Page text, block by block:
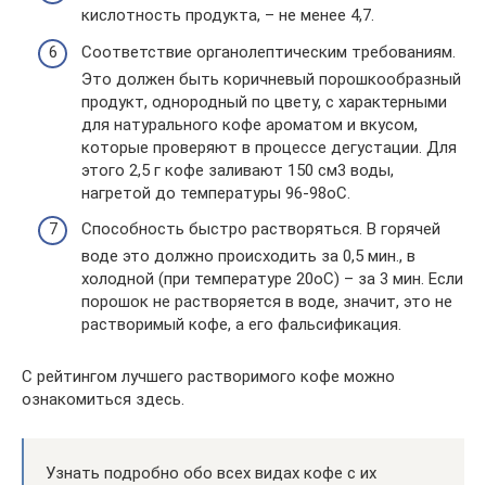
кислотность продукта, – не менее 4,7.
Соответствие органолептическим требованиям.
Это должен быть коричневый порошкообразный
продукт, однородный по цвету, с характерными
для натурального кофе ароматом и вкусом,
которые проверяют в процессе дегустации. Для
этого 2,5 г кофе заливают 150 см3 воды,
нагретой до температуры 96-98оС.
Способность быстро растворяться. В горячей
воде это должно происходить за 0,5 мин., в
холодной (при температуре 20оС) – за 3 мин. Если
порошок не растворяется в воде, значит, это не
растворимый кофе, а его фальсификация.
С рейтингом лучшего растворимого кофе можно
ознакомиться здесь.
Узнать подробно обо всех видах кофе с их